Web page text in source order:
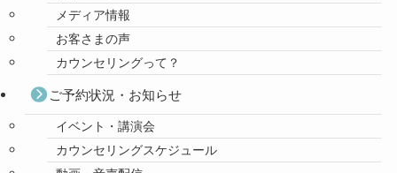
メディア情報
お客さまの声
カウンセリングって？
ご予約状況・お知らせ
イベント・講演会
カウンセリングスケジュール